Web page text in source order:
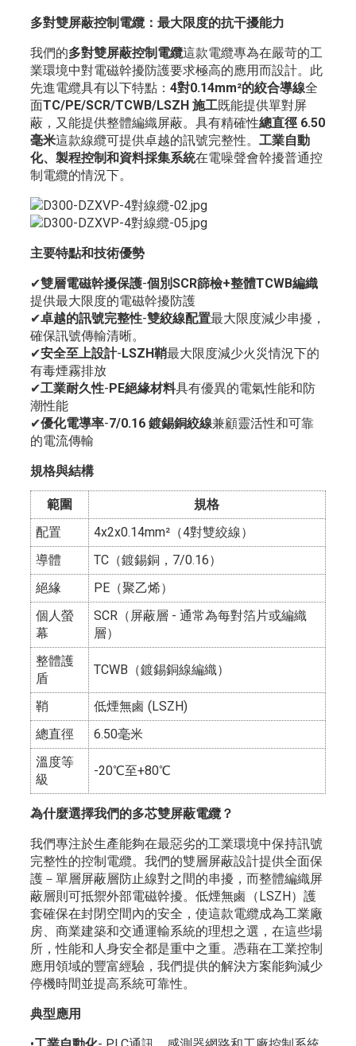
多對雙屏蔽控制電纜：最大限度的抗干擾能力
我們的多對雙屏蔽控制電纜這款電纜專為在嚴苛的工
業環境中對電磁幹擾防護要求極高的應用而設計。此
先進電纜具有以下特點： 4對0.14mm²的絞合導線全
面TC/PE/SCR/TCWB/LSZH 施工既能提供單對屏
蔽，又能提供整體編織屏蔽。具有精確性總直徑 6.50
毫米這款線纜可提供卓越的訊號完整性。 工業自動
化、製程控制和資料採集系統在電噪聲會幹擾普通控
制電纜的情況下。
主要特點和技術優勢
✔雙層電磁幹擾保護-個別SCR篩檢+整體TCWB編織
提供最大限度的電磁幹擾防護
✔卓越的訊號完整性-雙絞線配置最大限度減少串擾，
確保訊號傳輸清晰。
✔安全至上設計-LSZH鞘最大限度減少火災情況下的
有毒煙霧排放
✔工業耐久性-PE絕緣材料具有優異的電氣性能和防
潮性能
✔優化電導率-7/0.16 鍍錫銅絞線兼顧靈活性和可靠
的電流傳輸
規格與結構
範圍
規格
配置
4x2x0.14mm²（4對雙絞線）
導體
TC（鍍錫銅，7/0.16）
絕緣
PE（聚乙烯）
個人螢
幕
SCR（屏蔽層 - 通常為每對箔片或編織
層）
整體護
盾
TCWB（鍍錫銅線編織）
鞘
低煙無鹵 (LSZH)
總直徑
6.50毫米
溫度等
級
-20℃至+80℃
為什麼選擇我們的多芯雙屏蔽電纜？
我們專注於生產能夠在最惡劣的工業環境中保持訊號
完整性的控制電纜。我們的雙層屏蔽設計提供全面保
護－單層屏蔽層防止線對之間的串擾，而整體編織屏
蔽層則可抵禦外部電磁幹擾。低煙無鹵（LSZH）護
套確保在封閉空間內的安全，使這款電纜成為工業廠
房、商業建築和交通運輸系統的理想之選，在這些場
所，性能和人身安全都是重中之重。憑藉在工業控制
應用領域的豐富經驗，我們提供的解決方案能夠減少
停機時間並提高系統可靠性。
典型應用